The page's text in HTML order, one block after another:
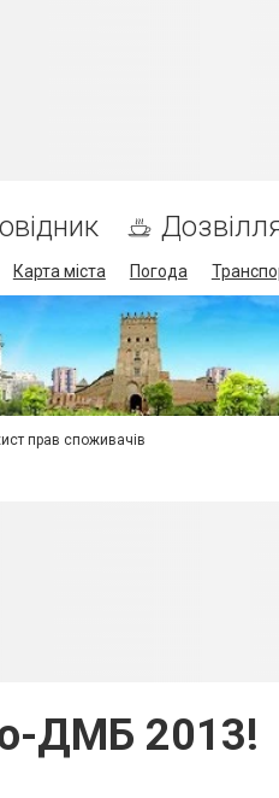
Карта міста Погода
прав споживачів
ДМБ 2013!